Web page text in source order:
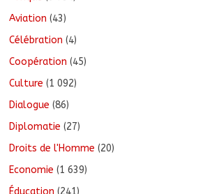
Aviation (43)
Célébration (4)
Coopération (45)
Culture (1 092)
Dialogue (86)
Diplomatie (27)
Droits de l'Homme (20)
Economie (1 639)
Éducation (241)